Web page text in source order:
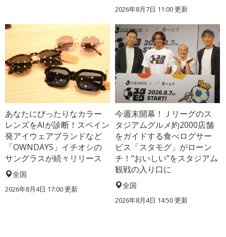
2026年8月7日 11:00更新
あなたにぴったりなカラー
レンズをAIが診断！スペイン
発アイウェアブランドなど
「OWNDAYS」イチオシの
サングラスが続々リリース
全国
2026年8月4日 17:00更新
今週末開幕！Ｊリーグのス
タジアムグルメ約2000店舗
をガイドする食べログサー
ビス「スタモグ」がローン
チ！“おいしい”をスタジアム
観戦の入り口に
全国
2026年8月4日 14:50更新